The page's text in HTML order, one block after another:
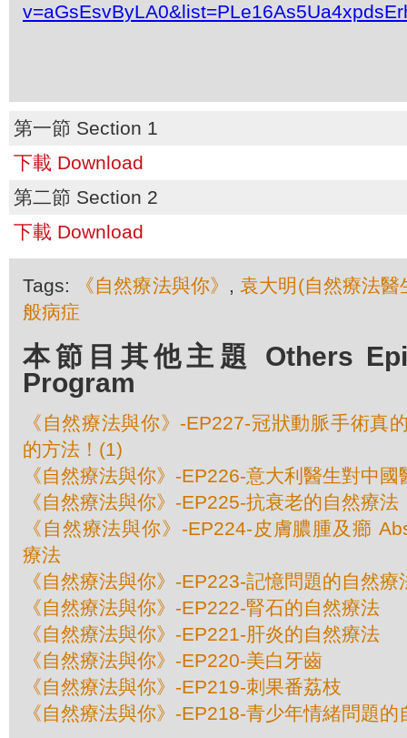
第一節 Section 1
下載 Download
第二節 Section 2
下載 Download
Tags: 《自然療法與你》 ,袁大明(自然療法醫
般病症
本節目其他主題 Others
Program
《自然療法與你》-EP227-冠狀動脈手術真
的方法！(1)
《自然療法與你》-EP226-意大利醫生對中國
《自然療法與你》-EP225-抗衰老的自然療法
《自然療法與你》-EP224-皮膚膿腫及癤
療法
《自然療法與你》-EP223-記憶問題的自然療
《自然療法與你》-EP222-腎石的自然療法
《自然療法與你》-EP221-肝炎的自然療法
《自然療法與你》-EP220-美白牙齒
《自然療法與你》-EP219-刺果番荔枝
《自然療法與你》-EP218-青少年情緒問題的